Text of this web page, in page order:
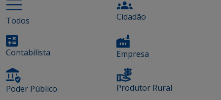
Todos Cidadão
Contabilista Empresa
Poder Público Produtor Rural